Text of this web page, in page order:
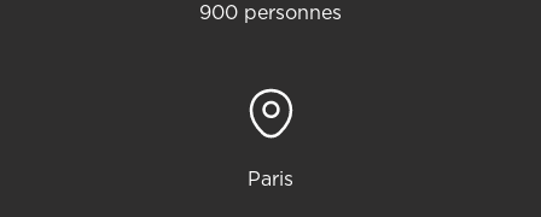
900 personnes
Paris